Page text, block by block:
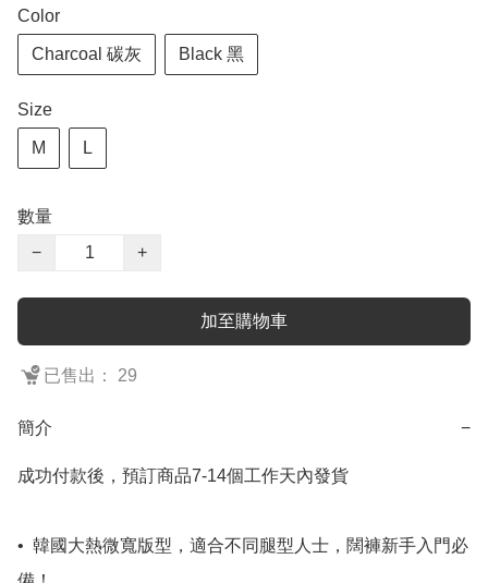
Color
Charcoal 碳灰 Black 黑
Size
M L
數量
−
+
加至購物車
已售出： 29
簡介 −
成功付款後，預訂商品7-14個工作天內發貨
•⁠  ⁠韓國大熱微寬版型，適合不同腿型人士，闊褲新手入門必